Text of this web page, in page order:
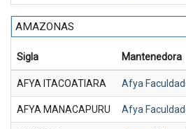
AMAZONAS
Sigla Mantenedora
AFYA ITACOATIARA Afya
AFYA MANACAPURU Afya